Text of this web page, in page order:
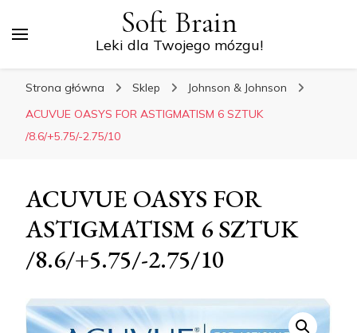
Soft Brain
Leki dla Twojego mózgu!
Strona główna Sklep
Johnson & Johnson
ACUVUE OASYS FOR ASTIGMATISM 6 SZTUK
/8.6/+5.75/-2.75/10
ACUVUE OASYS FOR
ASTIGMATISM 6 SZTUK
/8.6/+5.75/-2.75/10